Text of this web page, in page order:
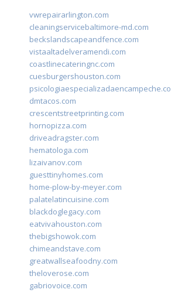
vwrepairarlington.com
cleaningservicebaltimore-md.com
beckslandscapeandfence.com
vistaaltadelveramendi.com
coastlinecateringnc.com
cuesburgershouston.com
dmtacos.com
crescentstreetprinting.com
hornopizza.com
driveadragster.com
hematologa.com
lizaivanov.com
guesttinyhomes.com
home-plow-by-meyer.com
palatelatincuisine.com
blackdoglegacy.com
eatvivahouston.com
thebigshowok.com
chimeandstave.com
greatwallseafoodny.com
theloverose.com
gabriovoice.com